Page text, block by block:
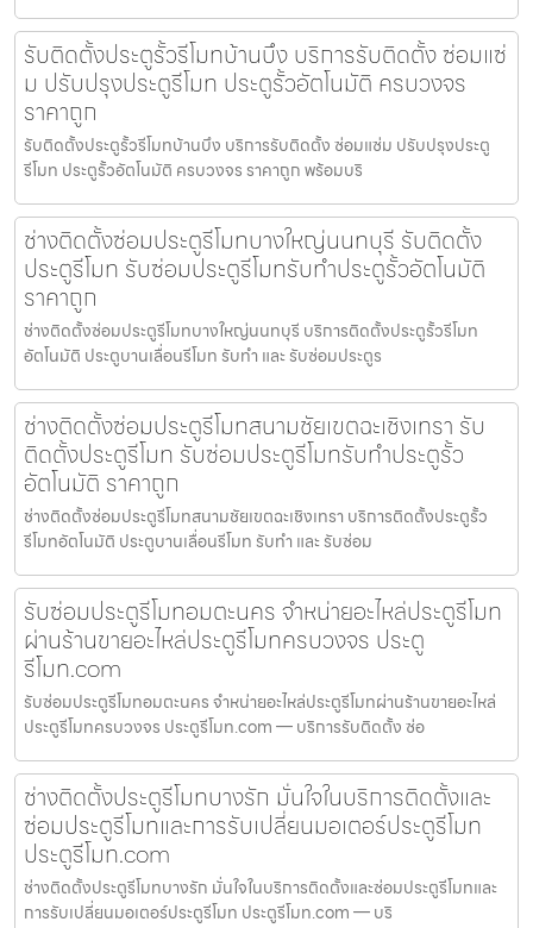
รับติดตั้งประตูรั้วรีโมทบ้านบึง บริการรับติดตั้ง ซ่อมแซ่
ม ปรับปรุงประตูรีโมท ประตูรั้วอัตโนมัติ ครบวงจร
ราคาถูก
รับติดตั้งประตูรั้วรีโมทบ้านบึง บริการรับติดตั้ง ซ่อมแซ่ม ปรับปรุงประตู
รีโมท ประตูรั้วอัตโนมัติ ครบวงจร ราคาถูก พร้อมบริ
ช่างติดตั้งซ่อมประตูรีโมทบางใหญ่นนทบุรี รับติดตั้ง
ประตูรีโมท รับซ่อมประตูรีโมทรับทำประตูรั้วอัตโนมัติ
ราคาถูก
ช่างติดตั้งซ่อมประตูรีโมทบางใหญ่นนทบุรี บริการติดตั้งประตูรั้วรีโมท
อัตโนมัติ ประตูบานเลื่อนรีโมท รับทำ และ รับซ่อมประตูร
ช่างติดตั้งซ่อมประตูรีโมทสนามชัยเขตฉะเชิงเทรา รับ
ติดตั้งประตูรีโมท รับซ่อมประตูรีโมทรับทำประตูรั้ว
อัตโนมัติ ราคาถูก
ช่างติดตั้งซ่อมประตูรีโมทสนามชัยเขตฉะเชิงเทรา บริการติดตั้งประตูรั้ว
รีโมทอัตโนมัติ ประตูบานเลื่อนรีโมท รับทำ และ รับซ่อม
รับซ่อมประตูรีโมทอมตะนคร จำหน่ายอะไหล่ประตูรีโมท
ผ่านร้านขายอะไหล่ประตูรีโมทครบวงจร ประตู
รีโมท.com
รับซ่อมประตูรีโมทอมตะนคร จำหน่ายอะไหล่ประตูรีโมทผ่านร้านขายอะไหล่
ประตูรีโมทครบวงจร ประตูรีโมท.com — บริการรับติดตั้ง ซ่อ
ช่างติดตั้งประตูรีโมทบางรัก มั่นใจในบริการติดตั้งและ
ซ่อมประตูรีโมทและการรับเปลี่ยนมอเตอร์ประตูรีโมท
ประตูรีโมท.com
ช่างติดตั้งประตูรีโมทบางรัก มั่นใจในบริการติดตั้งและซ่อมประตูรีโมทและ
การรับเปลี่ยนมอเตอร์ประตูรีโมท ประตูรีโมท.com — บริ